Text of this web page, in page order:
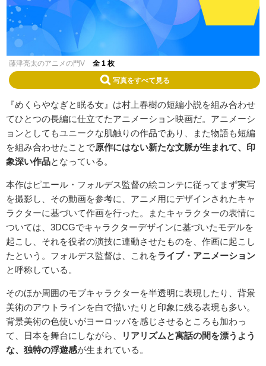
藤津亮太のアニメの門V 全 1 枚
写真をすべて見る
『めくらやなぎと眠る女』は村上春樹の短編小説を組み合わせ
てひとつの長編に仕立てたアニメーション映画だ。アニメーシ
ョンとしてもユニークな肌触りの作品であり、また物語も短編
を組み合わせたことで原作にはない新たな文脈が生まれて、印
象深い作品となっている。
本作はピエール・フォルデス監督の絵コンテに従ってまず実写
を撮影し、その動画を参考に、アニメ用にデザインされたキャ
ラクターに基づいて作画を行った。またキャラクターの表情に
ついては、3DCGでキャラクターデザインに基づいたモデルを
起こし、それを役者の演技に連動させたものを、作画に起こし
たという。フォルデス監督は、これをライブ・アニメーション
と呼称している。
そのほか周囲のモブキャラクターを半透明に表現したり、背景
美術のアウトラインを白で描いたりと印象に残る表現も多い。
背景美術の色使いがヨーロッパを感じさせるところも加わっ
て、日本を舞台にしながら、
リアリズムと寓話の間を漂うよう
な、独特の浮遊感が生まれている。